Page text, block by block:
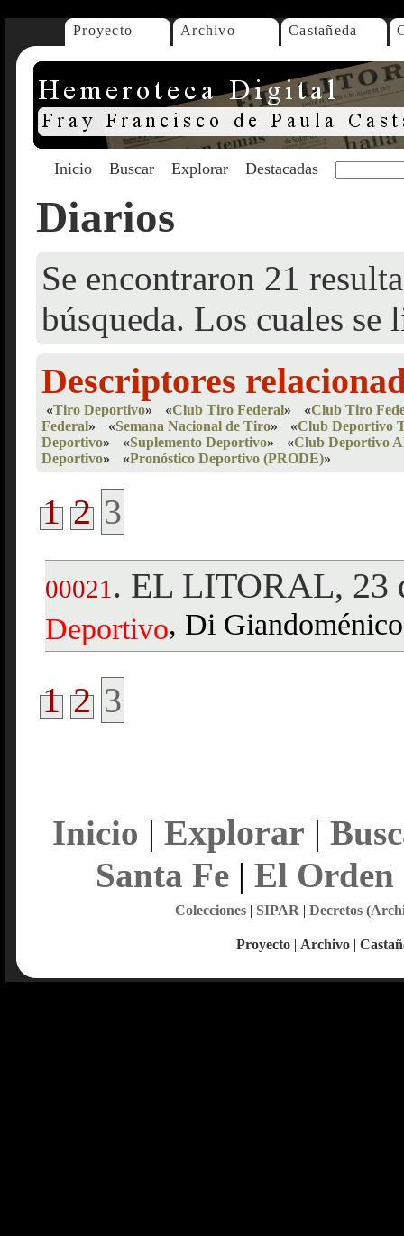
Proyecto Archivo Castañeda
Inicio Buscar Explorar Destacadas
Diarios
Se encontraron 21
búsqueda. Los cuales se
Descriptores
«Tiro Deportivo» «Club Tiro Federal» «Club Tiro
Federal» «Semana Nacional de Tiro» «Club Deportivo
Deportivo» «Suplemento Deportivo» «Club Deportivo
Deportivo» «Pronóstico Deportivo (PRODE)»
1 2 3
00021 . EL LITORAL, 23
Deportivo, Di
1 2 3
Inicio | Explorar |
Santa Fe| El Orden
Colecciones| SIPAR | Decretos
Proyecto | Archivo |